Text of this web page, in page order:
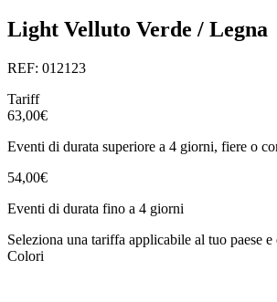
Light Velluto Verde / Legna
REF: 012123
Tariff
63,00€
Eventi di durata superiore a 4 giorni, fiere o
54,00€
Eventi di durata fino a 4 giorni
Seleziona una tariffa applicabile al tuo paese e
Colori